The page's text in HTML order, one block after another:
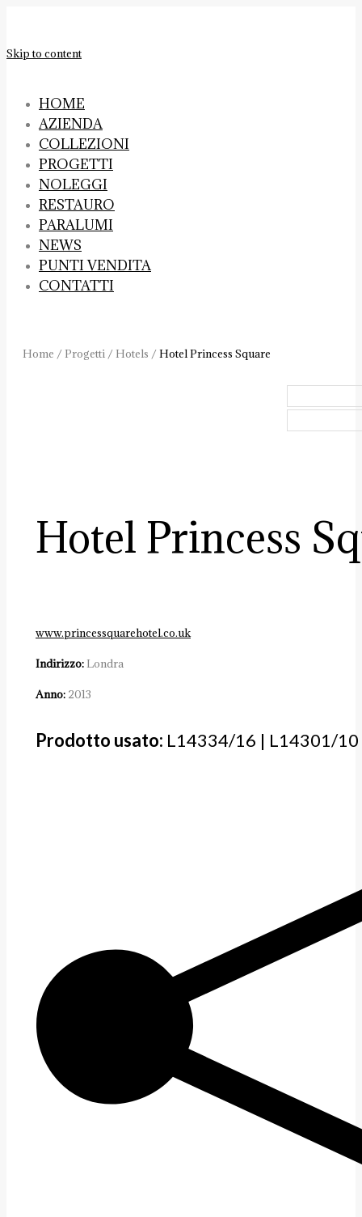
Skip to content
HOME
AZIENDA
COLLEZIONI
PROGETTI
NOLEGGI
RESTAURO
PARALUMI
NEWS
PUNTI VENDITA
CONTATTI
Home /Progetti /Hotels /Hotel Princess Square
Hotel Princess
www.princessquarehotel.co.uk
Indirizzo:Londra
Anno: 2013
Prodotto usato: L14334/16 | L14301/